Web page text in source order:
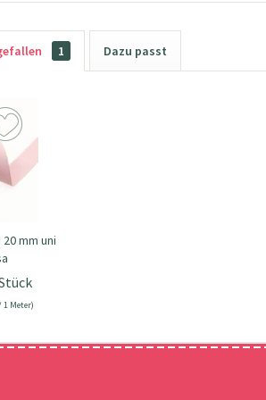
1 Dazu passt
mm uni
1 Meter)